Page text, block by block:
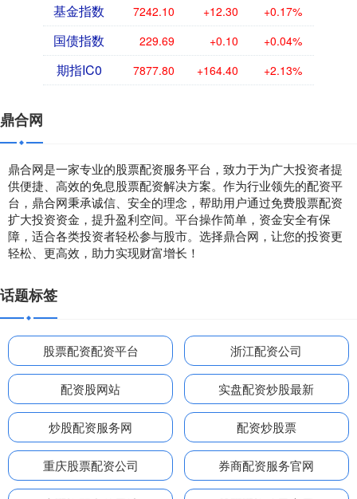
基金指数 7242.10 +12.30 +0.17%
国债指数 229.69 +0.10 +0.04%
期指IC0 7877.80 +164.40 +2.13%
鼎合网
鼎合网是一家专业的股票配资服务平台，致力于为广大投资者提
供便捷、高效的免息股票配资解决方案。作为行业领先的配资平
台，鼎合网秉承诚信、安全的理念，帮助用户通过免费股票配资
扩大投资资金，提升盈利空间。平台操作简单，资金安全有保
障，适合各类投资者轻松参与股市。选择鼎合网，让您的投资更
轻松、更高效，助力实现财富增长！
话题标签
股票配资配资平台 浙江配资公司
配资股网站 实盘配资炒股最新
炒股配资服务网 配资炒股票
重庆股票配资公司 券商配资服务官网